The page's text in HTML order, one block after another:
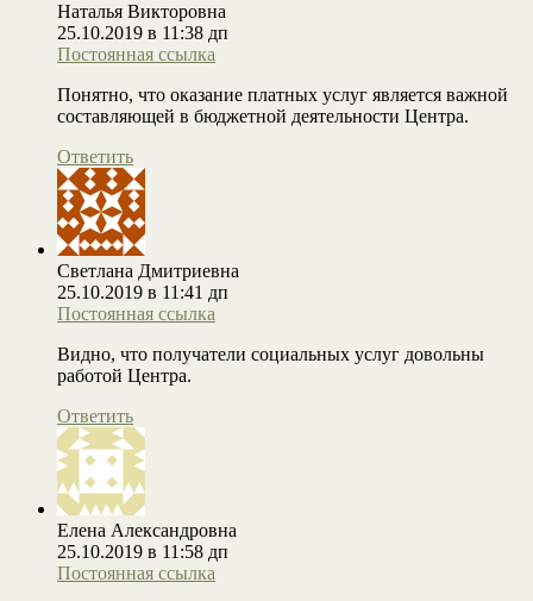
Наталья Викторовна
25.10.2019 в 11:38 дп
Постоянная ссылка
Понятно, что оказание платных услуг является важной
составляющей в бюджетной деятельности Центра.
Ответить
Светлана Дмитриевна
25.10.2019 в 11:41 дп
Постоянная ссылка
Видно, что получатели социальных услуг довольны
работой Центра.
Ответить
Елена Александровна
25.10.2019 в 11:58 дп
Постоянная ссылка